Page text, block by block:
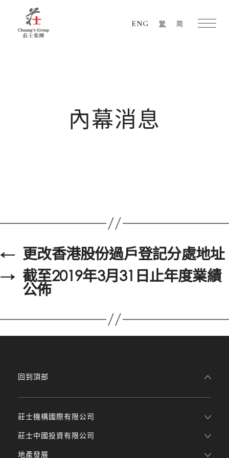
ENG 繁 简
內幕消息
← 更改香港股份過戶登記分處地址
→ 截至2019年3月31日止年度業績
公佈
莊士機構國際有限公司
莊士中國投資有限公司
地產發展
回到頂部